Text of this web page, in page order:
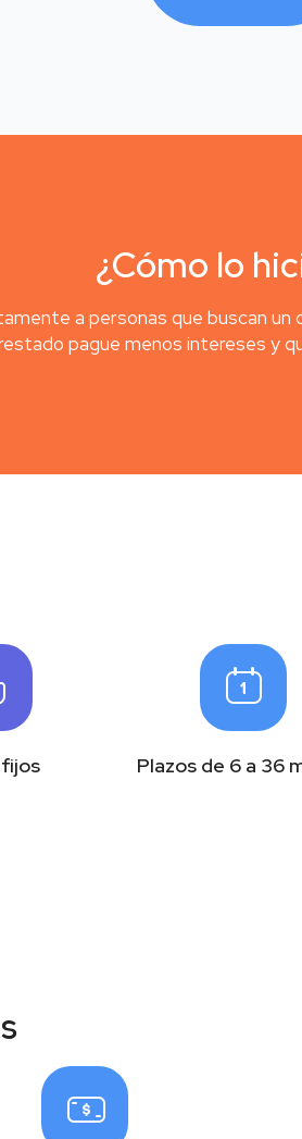
¿Cómo lo
a personas que buscan
pague menos intereses y
Plazos de 6 a 36